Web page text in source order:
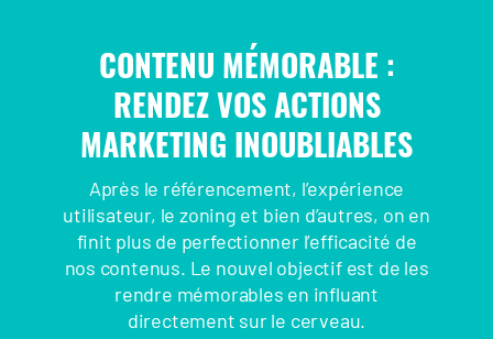
CONTENU MÉMORABLE :
RENDEZ VOS ACTIONS
MARKETING INOUBLIABLES
Après le référencement, l’expérience
utilisateur, le zoning et bien d’autres, on en
finit plus de perfectionner l’efficacité de
nos contenus. Le nouvel objectif est de les
rendre mémorables en influant
directement sur le cerveau.